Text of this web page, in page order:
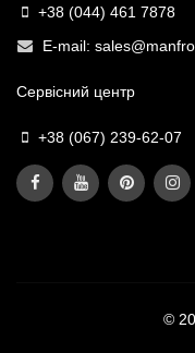
+38 (044) 461 7878
E-mail:
Сервісний центр
+38 (067) 239-62-07
©